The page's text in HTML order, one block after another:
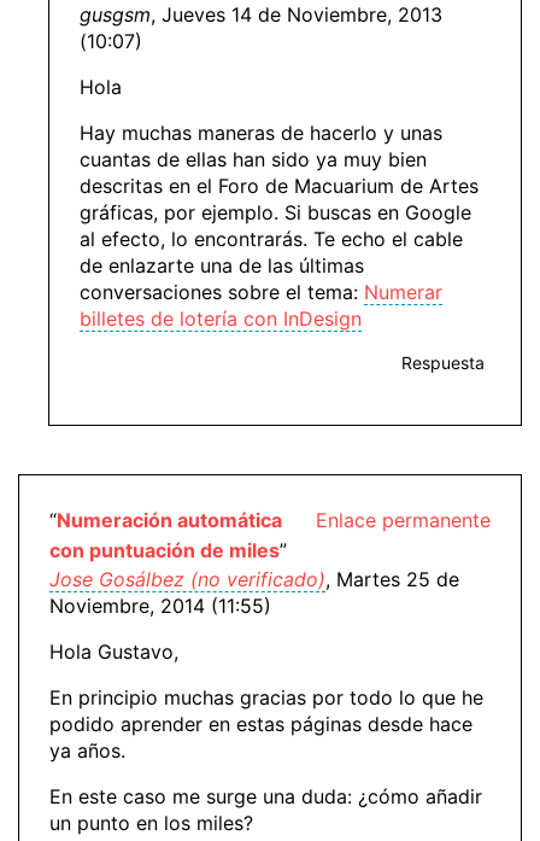
gusgsm, Jueves 14 de Noviembre, 2013
(10:07)
Hola
Hay muchas maneras de hacerlo y unas
cuantas de ellas han sido ya muy bien
descritas en el Foro de Macuarium de Artes
gráficas, por ejemplo. Si buscas en Google
al efecto, lo encontrarás. Te echo el cable
de enlazarte una de las últimas
conversaciones sobre el tema: Numerar
billetes de lotería con InDesign
Respuesta
Enlace permanente
“Numeración automática
con puntuación de miles”
Jose Gosálbez (no verificado), Martes 25 de
Noviembre, 2014 (11:55)
Hola Gustavo,
En principio muchas gracias por todo lo que he
podido aprender en estas páginas desde hace
ya años.
En este caso me surge una duda: ¿cómo añadir
un punto en los miles?